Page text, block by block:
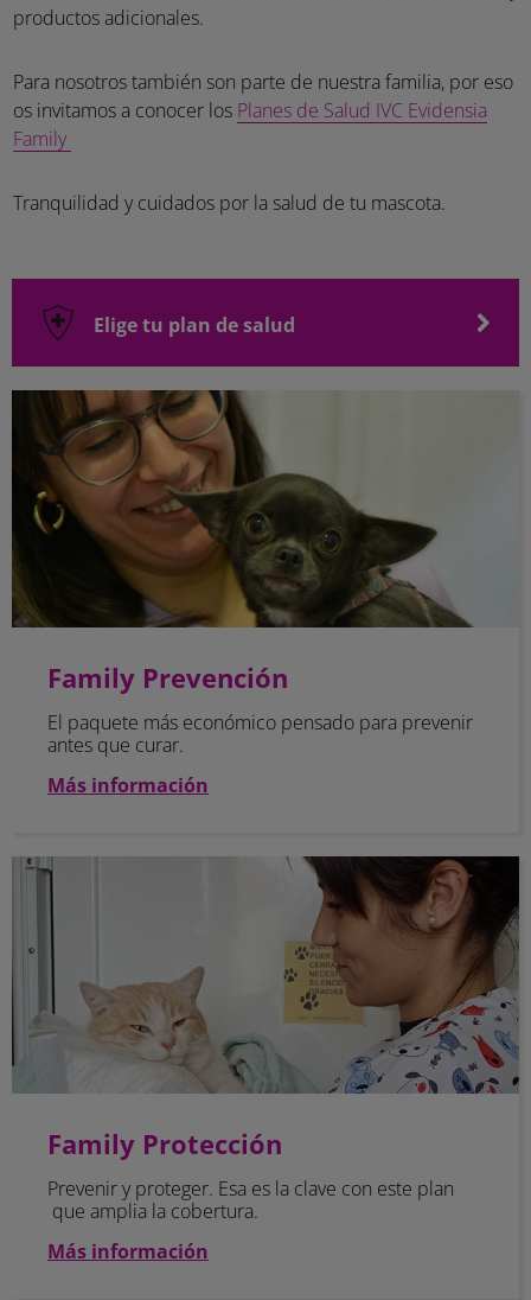
productos adicionales.
Para nosotros también son parte de nuestra familia, por eso
os invitamos a conocer los Planes de Salud IVC Evidensia
Family
Tranquilidad y cuidados por la salud de tu mascota.
Elige tu plan de salud
Family Prevención
Family Prevención
El paquete más económico pensado para prevenir
antes que curar.
Más información
Family Protección
Family Protección
Prevenir y proteger. Esa es la clave con este plan
que amplia la cobertura.
Más información